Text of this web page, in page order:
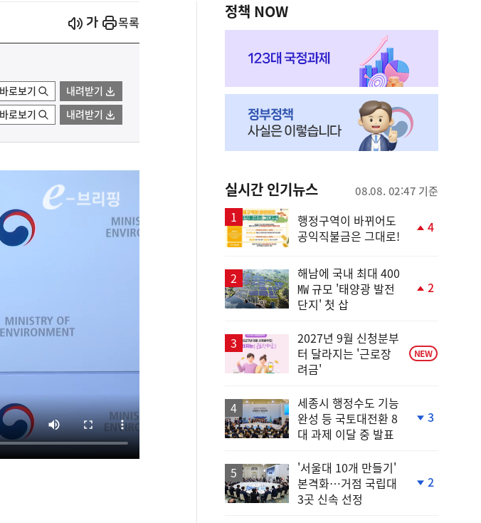
시작
열기 목록
바로보기
내려받기
바로보기 내려받기
정책 NOW
실시간 인기뉴스 08.08. 02:47 기준
행정구역이 바뀌어도
공익직불금은 그대로!
4
해남에 국내 최대 400
㎿ 규모 '태양광 발전
단지' 첫 삽
2
2027년 9월 신청분부
터 달라지는 '근로장
려금'
NEW
세종시 행정수도 기능
완성 등 국토대전환 8
대 과제 이달 중 발표
3
'서울대 10개 만들기'
본격화…거점 국립대
3곳 신속 선정
2